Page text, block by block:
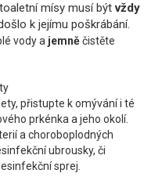
mísy musí býtvždy
k jejímu poškrábání.
vody a jemněčistěte
přistupte k omývání i té
prkénka a jeho okolí.
a choroboplodných
ubrousky, či
sprej.